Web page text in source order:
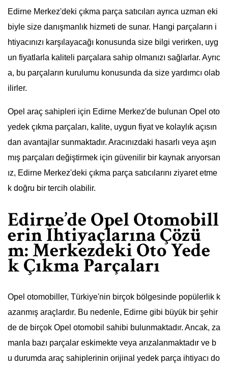
Edirne Merkez'deki çıkma parça satıcıları ayrıca uzman eki
biyle size danışmanlık hizmeti de sunar. Hangi parçaların i
htiyacınızı karşılayacağı konusunda size bilgi verirken, uyg
un fiyatlarla kaliteli parçalara sahip olmanızı sağlarlar. Ayrıc
a, bu parçaların kurulumu konusunda da size yardımcı olab
ilirler.
Opel araç sahipleri için Edirne Merkez'de bulunan Opel oto
yedek çıkma parçaları, kalite, uygun fiyat ve kolaylık açısın
dan avantajlar sunmaktadır. Aracınızdaki hasarlı veya aşın
mış parçaları değiştirmek için güvenilir bir kaynak arıyorsan
ız, Edirne Merkez'deki çıkma parça satıcılarını ziyaret etme
k doğru bir tercih olabilir.
Edirne’de Opel Otomobill
erin İhtiyaçlarına Çözü
m: Merkezdeki Oto Yede
k Çıkma Parçaları
Opel otomobiller, Türkiye'nin birçok bölgesinde popülerlik k
azanmış araçlardır. Bu nedenle, Edirne gibi büyük bir şehir
de de birçok Opel otomobil sahibi bulunmaktadır. Ancak, za
manla bazı parçalar eskimekte veya arızalanmaktadır ve b
u durumda araç sahiplerinin orijinal yedek parça ihtiyacı do